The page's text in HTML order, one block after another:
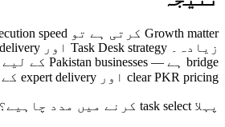
clear PKR pricing اور expert delivery کے ساتھ。
پہلا task select کرنے میں مدد چاہیے؟